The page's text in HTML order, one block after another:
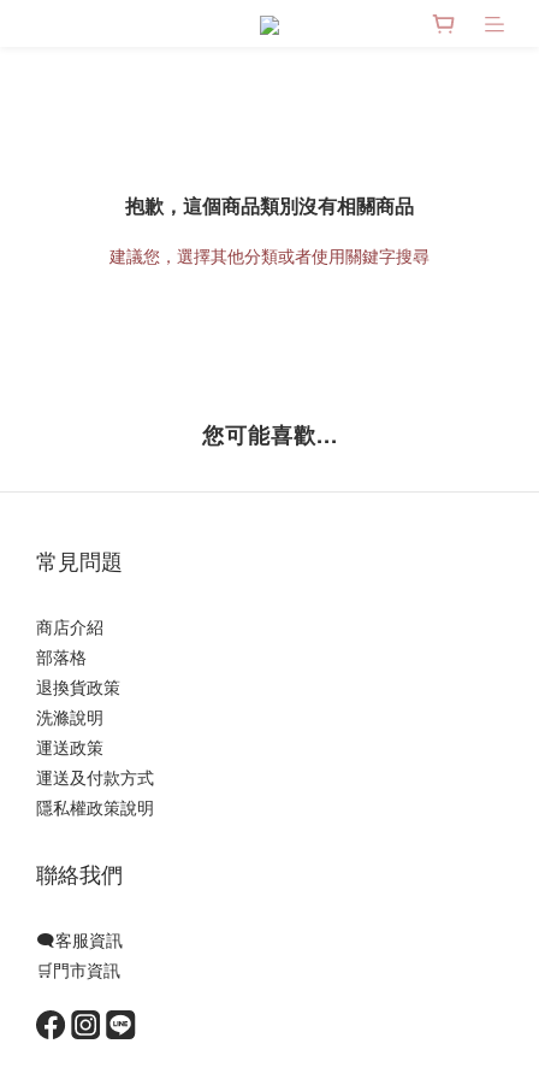
抱歉，這個商品類別沒有相關商品
建議您，選擇其他分類或者使用關鍵字搜尋
您可能喜歡...
常見問題
商店介紹
部落格
退換貨政策
洗滌說明
運送政策
運送及付款方式
隱私權政策說明
聯絡我們
🗨️客服資訊
🛒門市資訊